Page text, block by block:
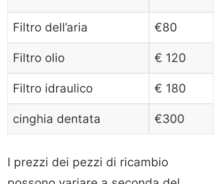
Filtro dell’aria €80
Filtro olio € 120
Filtro idraulico € 180
cinghia dentata €300
I prezzi dei pezzi di ricambio